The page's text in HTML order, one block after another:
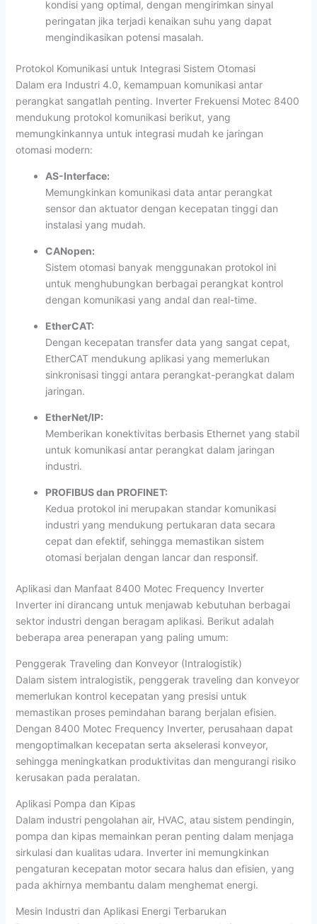
kondisi yang optimal, dengan mengirimkan sinyal
peringatan jika terjadi kenaikan suhu yang dapat
mengindikasikan potensi masalah.
Protokol Komunikasi untuk Integrasi Sistem Otomasi
Dalam era Industri 4.0, kemampuan komunikasi antar
perangkat sangatlah penting. Inverter Frekuensi Motec 8400
mendukung protokol komunikasi berikut, yang
memungkinkannya untuk integrasi mudah ke jaringan
otomasi modern:
AS-Interface:
Memungkinkan komunikasi data antar perangkat
sensor dan aktuator dengan kecepatan tinggi dan
instalasi yang mudah.
CANopen:
Sistem otomasi banyak menggunakan protokol ini
untuk menghubungkan berbagai perangkat kontrol
dengan komunikasi yang andal dan real-time.
EtherCAT:
Dengan kecepatan transfer data yang sangat cepat,
EtherCAT mendukung aplikasi yang memerlukan
sinkronisasi tinggi antara perangkat-perangkat dalam
jaringan.
EtherNet/IP:
Memberikan konektivitas berbasis Ethernet yang stabil
untuk komunikasi antar perangkat dalam jaringan
industri.
PROFIBUS dan PROFINET:
Kedua protokol ini merupakan standar komunikasi
industri yang mendukung pertukaran data secara
cepat dan efektif, sehingga memastikan sistem
otomasi berjalan dengan lancar dan responsif.
Aplikasi dan Manfaat 8400 Motec Frequency Inverter
Inverter ini dirancang untuk menjawab kebutuhan berbagai
sektor industri dengan beragam aplikasi. Berikut adalah
beberapa area penerapan yang paling umum:
Penggerak Traveling dan Konveyor (Intralogistik)
Dalam sistem intralogistik, penggerak traveling dan konveyor
memerlukan kontrol kecepatan yang presisi untuk
memastikan proses pemindahan barang berjalan efisien.
Dengan 8400 Motec Frequency Inverter, perusahaan dapat
mengoptimalkan kecepatan serta akselerasi konveyor,
sehingga meningkatkan produktivitas dan mengurangi risiko
kerusakan pada peralatan.
Aplikasi Pompa dan Kipas
Dalam industri pengolahan air, HVAC, atau sistem pendingin,
pompa dan kipas memainkan peran penting dalam menjaga
sirkulasi dan kualitas udara. Inverter ini memungkinkan
pengaturan kecepatan motor secara halus dan efisien, yang
pada akhirnya membantu dalam menghemat energi.
Mesin Industri dan Aplikasi Energi Terbarukan